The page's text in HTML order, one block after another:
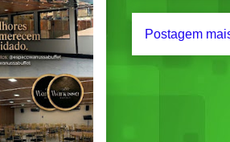
Postagem